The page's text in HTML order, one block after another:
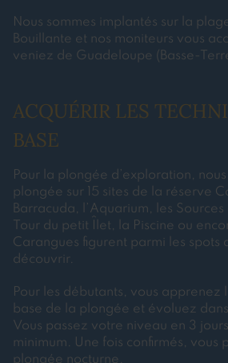
Nous sommes implantés sur la
Bouillante et nos moniteurs vous
veniez de Guadeloupe (Basse-
ACQUÉRIR LES
BASE
Pour la plongée d’exploration,
plongée sur 15 sites de la réserve
Barracuda, l’Aquarium, les Sources
Tour du petit Îlet, la Piscine ou
Carangues figurent parmi les spots
découvrir.
Pour les débutants, vous apprenez
base de la plongée et évoluez
Vous passez votre niveau en 3
minimum. Une fois confirmés, vous
plongée nocturne.